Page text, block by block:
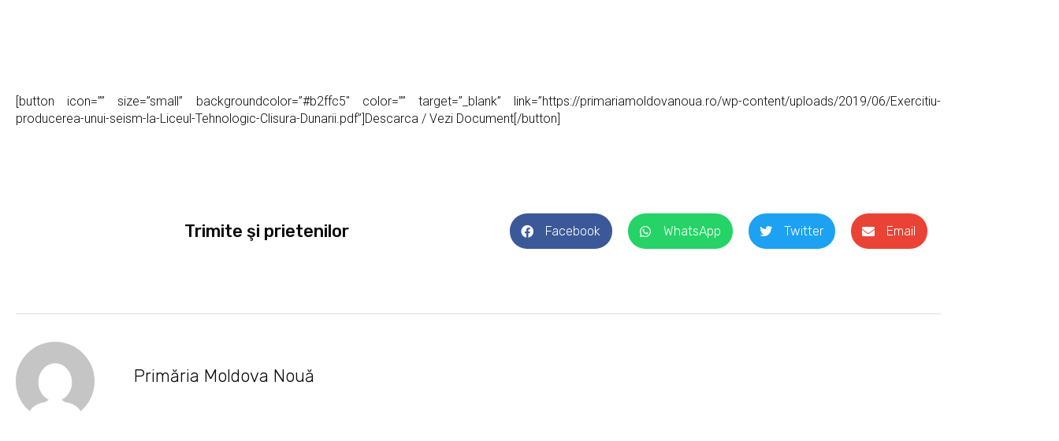
[button icon=”” size=”small” backgroundcolor=”#b2ffc5″ color=”” target=”_blank” link=”https://primariamoldovanoua.ro/wp-content/uploads/2019/06/Exercitiu-
producerea-unui-seism-la-Liceul-Tehnologic-Clisura-Dunarii.pdf”]Descarca / Vezi Document[/button]
Trimite şi prietenilor Facebook WhatsApp Twitter Email
Primăria Moldova Nouă